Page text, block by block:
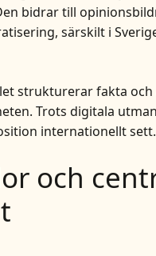
bidrar till
särskilt i
strukturerar fakta
Trots digitala
internationellt sett.
och